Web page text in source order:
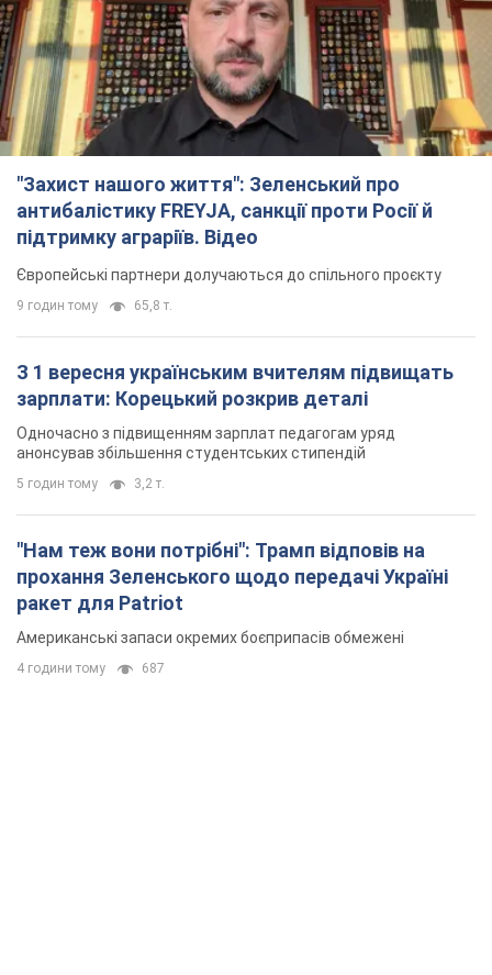
"Захист нашого життя": Зеленський про
антибалістику FREYJA, санкції проти Росії й
підтримку аграріїв. Відео
Європейські партнери долучаються до спільного проєкту
9 годин тому 65,8 т.
З 1 вересня українським вчителям підвищать
зарплати: Корецький розкрив деталі
Одночасно з підвищенням зарплат педагогам уряд
анонсував збільшення студентських стипендій
5 годин тому 3,2 т.
"Нам теж вони потрібні": Трамп відповів на
прохання Зеленського щодо передачі Україні
ракет для Patriot
Американські запаси окремих боєприпасів обмежені
4 години тому 687